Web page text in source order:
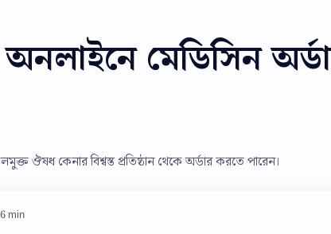
মেডিসিন
ঔষধ কেনার বিশ্বস্ত প্রতিষ্ঠান থেকে অর্ডার করতে পারেন।
min